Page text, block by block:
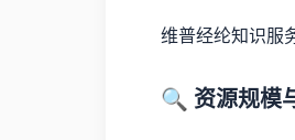
维普经纶知识服
🔍 资源规模